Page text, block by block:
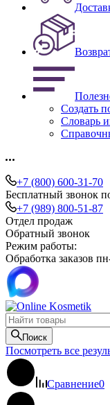
Создать
Словарь
+7 (800) 600-31-70
Бесплатный звонок
+7 (989) 800-51-87
Отдел продаж
Обратный звонок
Режим работы:
Обработка заказов
Поиск
Посмотреть все
Сравнение0